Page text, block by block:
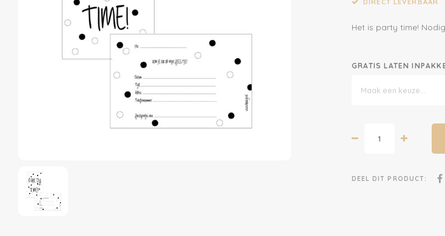
DIRECT LEVERBAAR
Het is party time!
GRATIS LATEN
Maak een keuze...
DEEL DIT PRODUCT: